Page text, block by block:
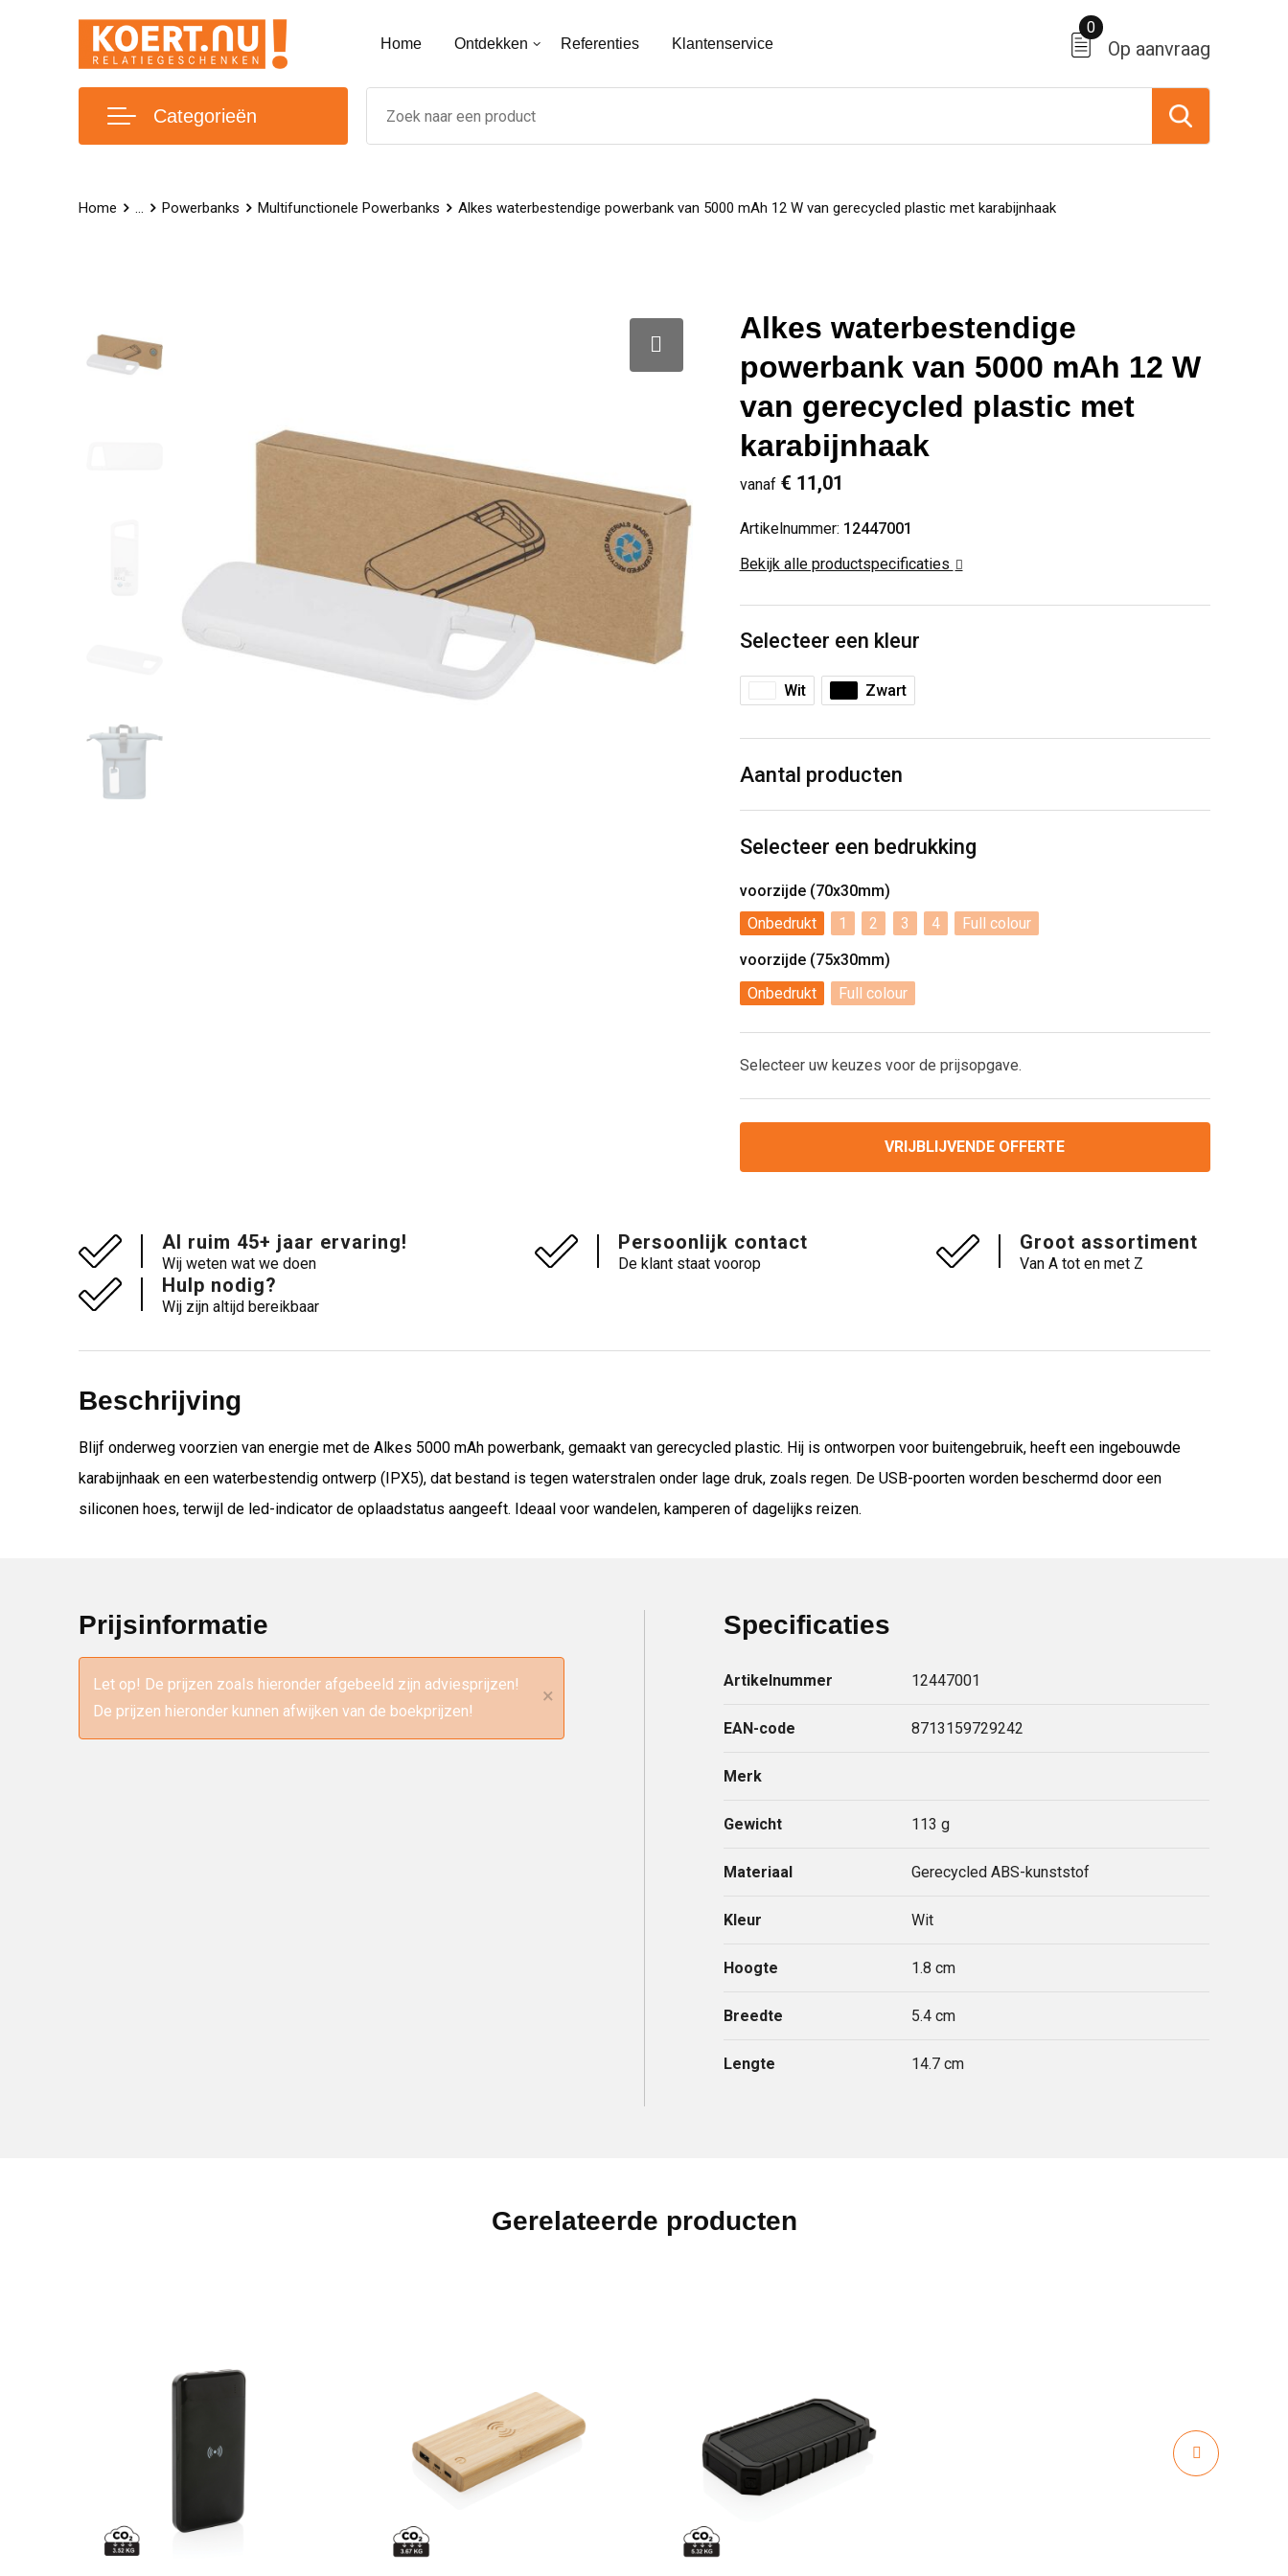
Home Ontdekken Referenties Klantenservice Op aanvraag
0
Categorieën
Home ... Powerbanks Multifunctionele Powerbanks Alkes waterbestendige powerbank van 5000 mAh 12 W van gerecycled plastic met karabijnhaak
Alkes waterbestendige
powerbank van 5000 mAh 12 W
van gerecycled plastic met
karabijnhaak
vanaf € 11,01
Artikelnummer: 12447001
Bekijk alle productspecificaties
Selecteer een kleur
Wit Zwart
Aantal producten
Selecteer een bedrukking
voorzijde (70x30mm)
Onbedrukt
1 2 3 4
Full colour
voorzijde (75x30mm)
Onbedrukt
Full colour
Selecteer uw keuzes voor de prijsopgave.
VRIJBLIJVENDE OFFERTE
Al ruim 45+ jaar ervaring!
Wij weten wat we doen
Persoonlijk contact
De klant staat voorop
Groot assortiment
Van A tot en met Z
Hulp nodig?
Wij zijn altijd bereikbaar
Beschrijving
Blijf onderweg voorzien van energie met de Alkes 5000 mAh powerbank, gemaakt van gerecycled plastic. Hij is ontworpen voor buitengebruik, heeft een ingebouwde
karabijnhaak en een waterbestendig ontwerp (IPX5), dat bestand is tegen waterstralen onder lage druk, zoals regen. De USB-poorten worden beschermd door een
siliconen hoes, terwijl de led-indicator de oplaadstatus aangeeft. Ideaal voor wandelen, kamperen of dagelijks reizen.
Prijsinformatie
Let op! De prijzen zoals hieronder afgebeeld zijn adviesprijzen!
De prijzen hieronder kunnen afwijken van de boekprijzen!
×
Specificaties
Artikelnummer 12447001
EAN-code 8713159729242
Merk
Gewicht 113 g
Materiaal Gerecycled ABS-kunststof
Kleur Wit
Hoogte 1.8 cm
Breedte 5.4 cm
Lengte 14.7 cm
Gerelateerde producten